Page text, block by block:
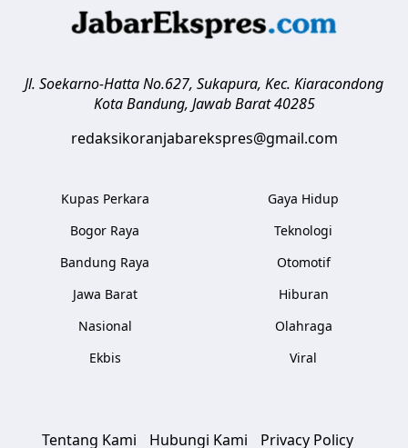
Jl. Soekarno-Hatta No.627, Sukapura, Kec. Kiaracondong
Kota Bandung, Jawab Barat 40285
redaksikoranjabarekspres@gmail.com
Kupas Perkara
Bogor Raya
Bandung Raya
Jawa Barat
Nasional
Ekbis
Gaya Hidup
Teknologi
Otomotif
Hiburan
Olahraga
Viral
Tentang Kami Hubungi Kami Privacy Policy